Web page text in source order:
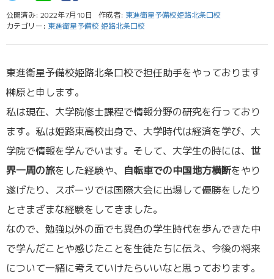
公開済み: 2022年7月10日 作成者: 東進衛星予備校姫路北条口校
カテゴリー: 東進衛星予備校 姫路北条口校
東進衛星予備校姫路北条口校で担任助手をやっております
榊原と申します。
私は現在、大学院修士課程で情報分野の研究を行っており
ます。私は姫路東高校出身で、大学時代は経済を学び、大
学院で情報を学んでいます。そして、大学生の時には、 世
界一周の旅をした経験や、 自転車での中国地方横断をやり
遂げたり、スポーツでは国際大会に出場して優勝をしたり
とさまざまな経験をしてきました。
なので、勉強以外の面でも異色の学生時代を歩んできた中
で学んだことや感じたことを生徒たちに伝え、今後の将来
について一緒に考えていけたらいいなと思っております。